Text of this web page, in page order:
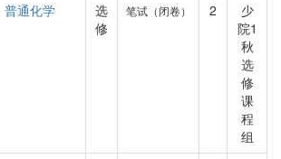
普通化学
选
修
笔试（闭卷） 2
少
院1
秋
选
修
课
程
组